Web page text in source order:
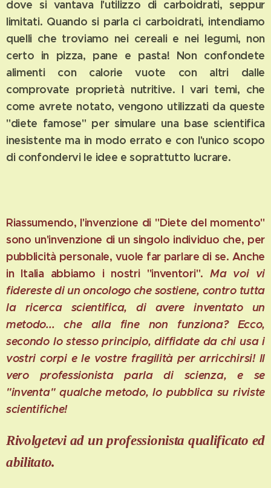
dove si vantava l'utilizzo di carboidrati, seppur
limitati. Quando si parla ci carboidrati, intendiamo
quelli che troviamo nei cereali e nei legumi, non
certo in pizza, pane e pasta! Non confondete
alimenti con calorie vuote con altri dalle
comprovate proprietà nutritive. I vari temi, che
come avrete notato, vengono utilizzati da queste
"diete famose" per simulare una base scientifica
inesistente ma in modo errato e con l'unico scopo
di confondervi le idee e soprattutto lucrare.
Riassumendo, l'invenzione di "Diete del momento"
sono un'invenzione di un singolo individuo che, per
pubblicità personale, vuole far parlare di se. Anche
in Italia abbiamo i nostri "inventori".Ma voi vi
fidereste di un oncologo che sostiene, contro tutta
la ricerca scientifica, di avere inventato un
metodo... che alla fine non funziona? Ecco,
secondo lo stesso principio, diffidate da chi usa i
vostri corpi e le vostre fragilità per arricchirsi! Il
vero professionista parla di scienza, e se
"inventa" qualche metodo, lo pubblica su riviste
scientifiche!
Rivolgetevi ad un professionista qualificato ed
abilitato.